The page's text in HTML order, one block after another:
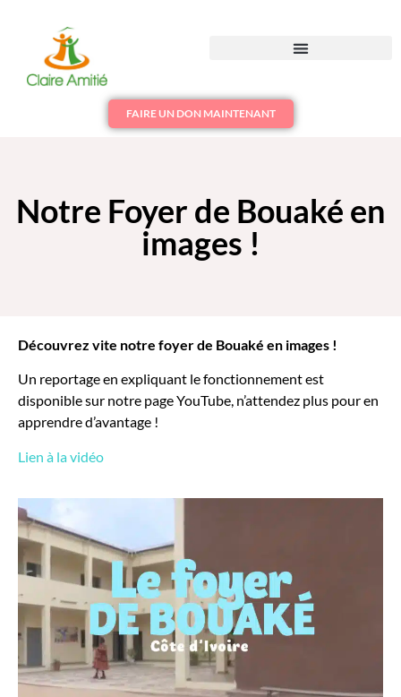
FAIRE UN DON MAINTENANT
Notre Foyer de Bouaké en
images !
Découvrez vite notre foyer de Bouaké en images !
Un reportage en expliquant le fonctionnement est
disponible sur notre page YouTube, n’attendez plus pour en
apprendre d’avantage !
Lien à la vidéo